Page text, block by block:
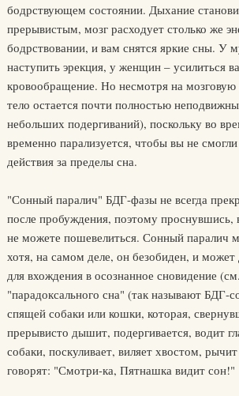
бодрствующем состоянии. Дыхание
прерывистым, мозг расходует столько же
бодрствовании, и вам снятся яркие сны. У
наступить эрекция, у женщин – усилиться
кровообращение. Но несмотря на мозговую
тело остается почти полностью
небольших подергиваний), поскольку во
временно парализуется, чтобы вы не
действия за пределы сна.
"Сонный паралич" БДГ-фазы не всегда
после пробуждения, поэтому проснувшись,
не можете пошевелиться. Сонный паралич
хотя, на самом деле, он безобиден, и может
для вхождения в осознанное сновидение
"парадоксального сна" (так называют БДГ-
спящей собаки или кошки, которая,
прерывисто дышит, подергивается, водит
собаки, поскуливает, виляет хвостом,
говорят: "Смотри-ка, Пятнашка видит сон!"